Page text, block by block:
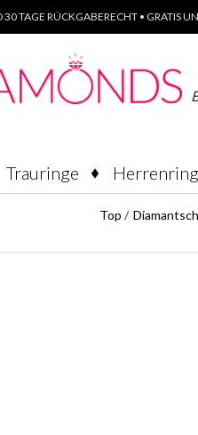
30 TAGE RÜCKGABERECHT • GRATIS
Trauringe
Top /